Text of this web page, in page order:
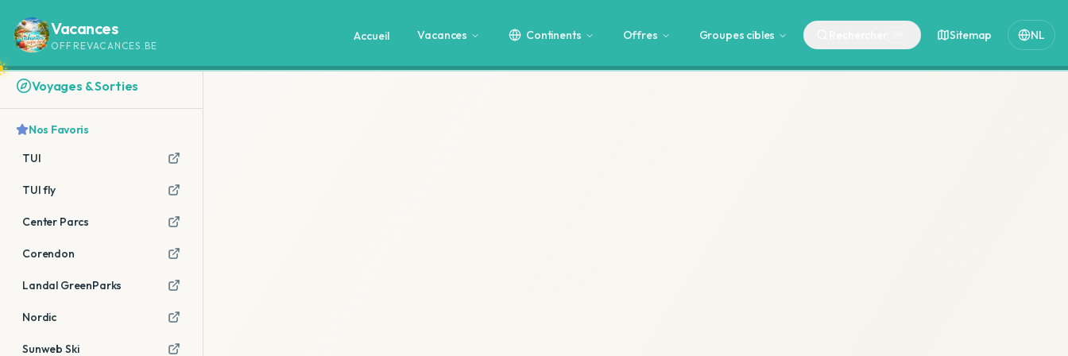
Vacances
OFFREVACANCES.BE
Accueil Vacances Continents Offres Groupes cibles Sitemap NL
Voyages & Sorties
Nos Favoris
TUI
TUI fly
Center Parcs
Corendon
Landal GreenParks
Nordic
Sunweb Ski